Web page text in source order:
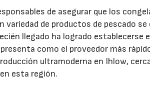
de asegurar que los
de productos de pescado
llegado ha logrado establecerse
como el proveedor más
ultramoderna en Ihlow,
esta región.